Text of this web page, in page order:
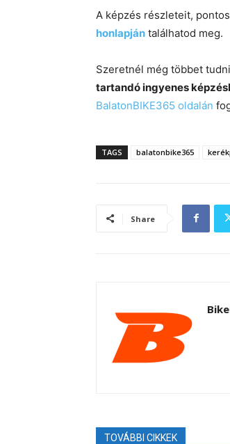
A képzés részleteit,
honlapján találhatod meg.
Szeretnél még többet
tartandó ingyenes
BalatonBIKE365 oldalán
TAGS balatonbike365
Share
TOVÁBBI CIKKEK